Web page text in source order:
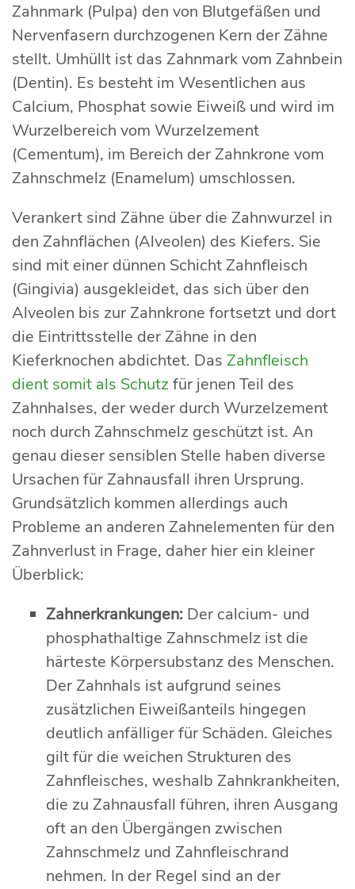
Zahnmark (Pulpa) den von Blutgefäßen und
Nervenfasern durchzogenen Kern der Zähne
stellt. Umhüllt ist das Zahnmark vom Zahnbein
(Dentin). Es besteht im Wesentlichen aus
Calcium, Phosphat sowie Eiweiß und wird im
Wurzelbereich vom Wurzelzement
(Cementum), im Bereich der Zahnkrone vom
Zahnschmelz (Enamelum) umschlossen.
Verankert sind Zähne über die Zahnwurzel in
den Zahnflächen (Alveolen) des Kiefers. Sie
sind mit einer dünnen Schicht Zahnfleisch
(Gingivia) ausgekleidet, das sich über den
Alveolen bis zur Zahnkrone fortsetzt und dort
die Eintrittsstelle der Zähne in den
Kieferknochen abdichtet. Das Zahnfleisch
dient somit als Schutzfür jenen Teil des
Zahnhalses, der weder durch Wurzelzement
noch durch Zahnschmelz geschützt ist. An
genau dieser sensiblen Stelle haben diverse
Ursachen für Zahnausfall ihren Ursprung.
Grundsätzlich kommen allerdings auch
Probleme an anderen Zahnelementen für den
Zahnverlust in Frage, daher hier ein kleiner
Überblick:
Zahnerkrankungen: Der calcium- und
phosphathaltige Zahnschmelz ist die
härteste Körpersubstanz des Menschen.
Der Zahnhals ist aufgrund seines
zusätzlichen Eiweißanteils hingegen
deutlich anfälliger für Schäden. Gleiches
gilt für die weichen Strukturen des
Zahnfleisches, weshalb Zahnkrankheiten,
die zu Zahnausfall führen, ihren Ausgang
oft an den Übergängen zwischen
Zahnschmelz und Zahnfleischrand
nehmen. In der Regel sind an der